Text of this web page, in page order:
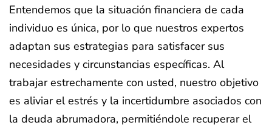
Entendemos que la situación financiera de cada
individuo es única, por lo que nuestros expertos
adaptan sus estrategias para satisfacer sus
necesidades y circunstancias específicas. Al
trabajar estrechamente con usted, nuestro objetivo
es aliviar el estrés y la incertidumbre asociados con
la deuda abrumadora, permitiéndole recuperar el